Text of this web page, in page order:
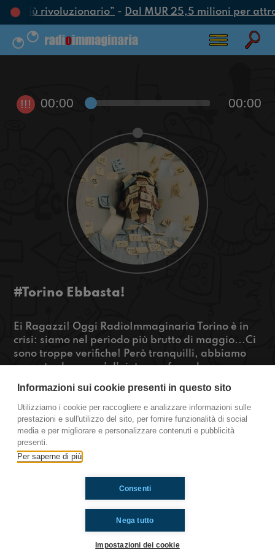
più rivoluzionario”-Dal MUR 25,5 milioni per
!!! 00:00 00:00
#Torino Ebbasta!
Ei Ragazzi! Oggi RadioImmaginaria Torino è in
crisi: siamo nel periodo più brutto di maggio...Ci
sono troppe verifiche! Però tranquilli, abbiamo
pensato che un po' d'aiuto non fa male a
Ascoltate se siete curiosi!
https://www.radioimmaginaria.it
Torino
Ti è piaciuto? Condividilo!
Informazioni sui cookie presenti in questo sito
Utilizziamo i cookie per raccogliere e analizzare informazioni sulle
prestazioni e sull'utilizzo del sito, per fornire funzionalità di social
media e per migliorare e personalizzare contenuti e pubblicità
presenti.
Per saperne di più
Nega tutto
Consenti
Impostazioni dei cookie